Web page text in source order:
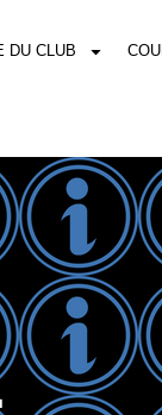
DU CLUB